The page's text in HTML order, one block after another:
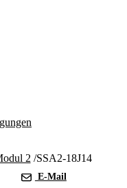
2 /SSA2-18J14
E-Mail